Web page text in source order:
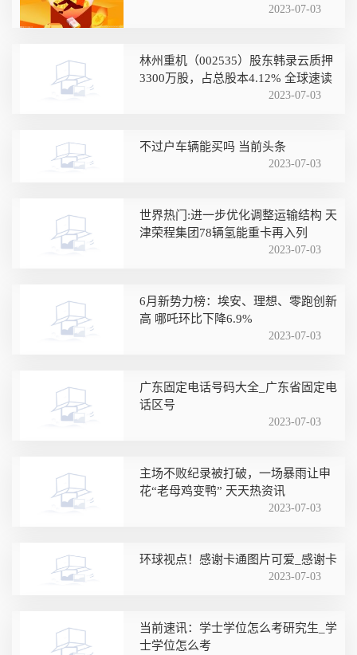
2023-07-03
林州重机（002535）股东韩录云质押
3300万股，占总股本4.12% 全球速读
2023-07-03
不过户车辆能买吗 当前头条
2023-07-03
世界热门:进一步优化调整运输结构 天
津荣程集团78辆氢能重卡再入列
2023-07-03
6月新势力榜：埃安、理想、零跑创新
高 哪吒环比下降6.9%
2023-07-03
广东固定电话号码大全_广东省固定电
话区号
2023-07-03
主场不败纪录被打破，一场暴雨让申
花“老母鸡变鸭” 天天热资讯
2023-07-03
环球视点！感谢卡通图片可爱_感谢卡
2023-07-03
当前速讯：学士学位怎么考研究生_学
士学位怎么考